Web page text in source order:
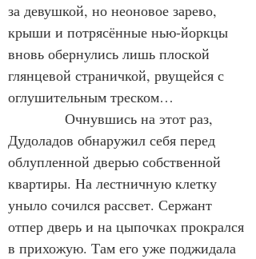
за девушкой, но неоновое зарево,
крыши и потрясённые нью-йоркцы
вновь обернулись лишь плоской
глянцевой страничкой, рвущейся с
оглушительным треском…
Очнувшись на этот раз,
Дудоладов обнаружил себя перед
облупленной дверью собственной
квартиры. На лестничную клетку
уныло сочился рассвет. Сержант
отпер дверь и на цыпочках прокрался
в прихожую. Там его уже поджидала